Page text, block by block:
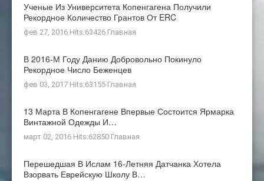
Ученые Из Университета Копенгагена Получили
Рекордное Количество Грантов От ERC
фев 27, 2016 Hits:63426 Главная
В 2016-М Году Данию Добровольно Покинуло
Рекордное Число Беженцев
фев 03, 2017 Hits:63155 Главная
13 Марта В Копенгагене Впервые Состоится Ярмарка
Винтажной Одежды И…
март 02, 2016 Hits:62850 Главная
Перешедшая В Ислам 16-Летняя Датчанка Хотела
Взорвать Еврейскую Школу В…